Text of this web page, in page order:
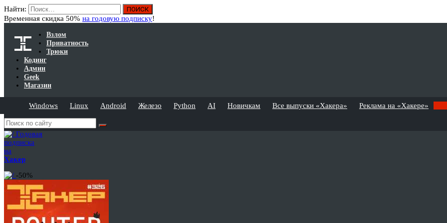
Найти:
Временная скидка 50% на годовую подписку!
Взлом
Приватность
Трюки
Кодинг
Админ
Geek
Магазин
Windows Linux Android Железо Python AI Новичкам Все выпуски «Хакера» Реклама на «Хакере»
Годовая
подписка
на
Хакер
-50%